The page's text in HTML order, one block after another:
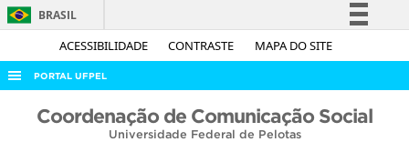
ACESSIBILIDADE CONTRASTE MAPA DO SITE
BRASIL
Simplifique!
Acesso à informação
PORTAL UFPEL
ACESSO À INFORMAÇÃO
Coordenação de Comunicação Social
Universidade Federal de Pelotas